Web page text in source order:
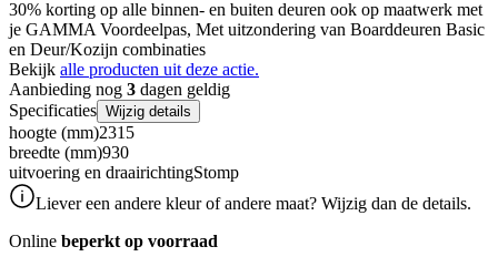
30% korting op alle binnen- en buiten deuren ook op maatwerk met
je GAMMA Voordeelpas, Met uitzondering van Boarddeuren Basic
en Deur/Kozijn combinaties
Bekijk alle producten uit deze actie.
Aanbieding nog 3 dagen geldig
Specificaties Wijzig details
hoogte (mm)2315
breedte (mm)930
uitvoering en draairichtingStomp
Liever een andere kleur of andere maat? Wijzig dan de details.
Online beperkt op voorraad